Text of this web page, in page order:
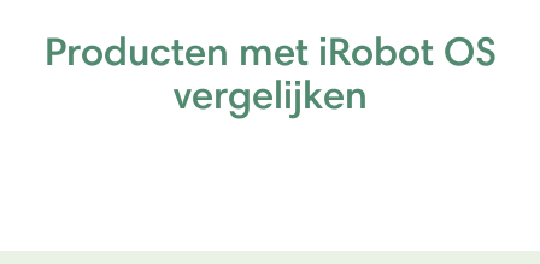
Producten met iRobot OS
vergelijken